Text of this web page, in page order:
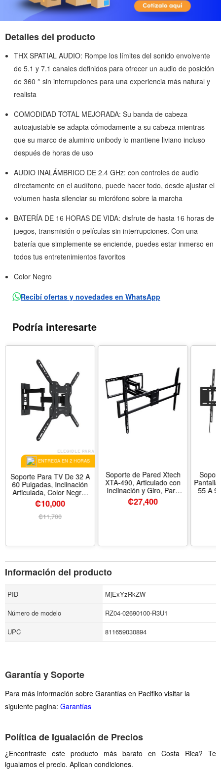
Detalles del producto
THX SPATIAL AUDIO: Rompe los límites del sonido envolvente
de 5.1 y 7.1 canales definidos para ofrecer un audio de posición
de 360 ​​° sin interrupciones para una experiencia más natural y
realista
COMODIDAD TOTAL MEJORADA: Su banda de cabeza
autoajustable se adapta cómodamente a su cabeza mientras
que su marco de aluminio unibody lo mantiene liviano incluso
después de horas de uso
AUDIO INALÁMBRICO DE 2.4 GHz: con controles de audio
directamente en el audífono, puede hacer todo, desde ajustar el
volumen hasta silenciar su micrófono sobre la marcha
BATERÍA DE 16 HORAS DE VIDA: disfrute de hasta 16 horas de
juegos, transmisión o películas sin interrupciones. Con una
batería que simplemente se enciende, puedes estar inmerso en
todos tus entretenimientos favoritos
Color Negro
Recibí ofertas y novedades en WhatsApp
Podría interesarte
ELEGIBLE PARA
ENTREGA EN 2 HORAS
Soporte Para TV De 32 A
60 Pulgadas, Inclinación
Articulada, Color Negro,
Klip Xtreme
₡10,000
₡11,700
Soporte de Pared Xtech
XTA-490, Articulado con
Inclinación y Giro, Para
Pantallas de 50 a 105
Pulgadas, Color Negro
₡27,400
55 A
Información del producto
PID
MjExYzRkZW
Número de modelo
RZ04-02690100-R3U1
UPC
811659030894
Garantía y Soporte
Para más información sobre Garantías en Pacifiko visitar la
siguiente pagina: Garantías
Política de Igualación de Precios
¿Encontraste este producto más barato en Costa Rica? Te
igualamos el precio. Aplican condiciones.